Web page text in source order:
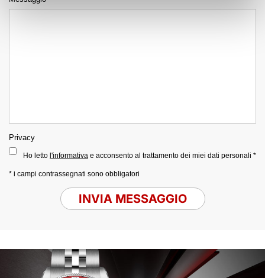
Privacy
Ho letto l'informativa e acconsento al trattamento dei miei dati personali *
* i campi contrassegnati sono obbligatori
INVIA MESSAGGIO